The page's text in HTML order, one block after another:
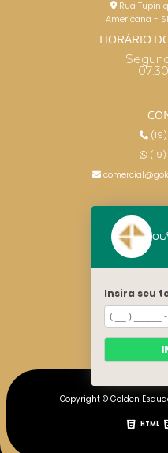
Rua
Americana -
HORÁRIO
(19)
Copyright © Golden
HTML
Insira seu